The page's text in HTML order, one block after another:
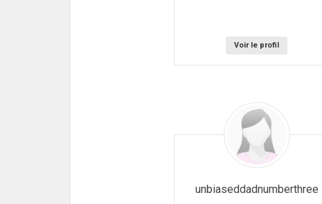
Voir le profil
unbiaseddadnumberthree